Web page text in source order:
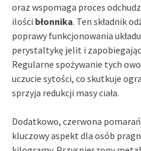
oraz wspomaga proces
ilości błonnika. Ten składnik
poprawy funkcjonowania
perystaltykę jelit i
Regularne spożywanie tych
uczucie sytości, co skutkuje
sprzyja redukcji masy ciała.
Dodatkowo, czerwona
kluczowy aspekt dla osób